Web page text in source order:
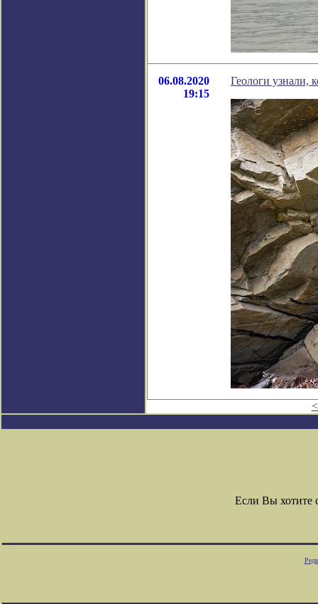
06.08.2020
19:15
Геологи узнали,
Если Вы хотите